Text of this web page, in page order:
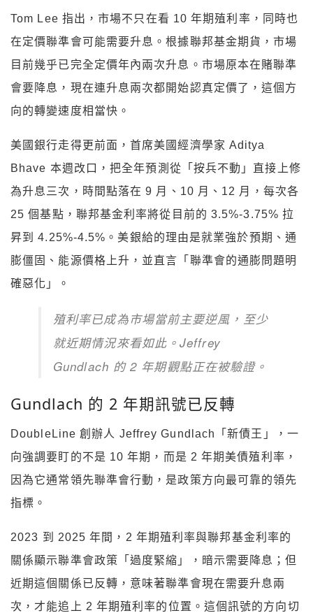
Tom Lee 指出，市場不只在看 10 年期殖利率，同時也
在定價聯準會可能需要升息。根據聯邦基金期貨，市場
目前幾乎已完全定價年內兩次升息。市場原本在賭聯準
會要降息，現在連升息兩次都開始認真定價了，這個方
向的轉變速度相當快。
美國銀行走得更前面，首席美國經濟學家 Aditya
Bhave 本週改口，把全年預測從「按兵不動」直接上修
為升息三次，時間點落在 9 月、10 月、12 月，每次各
25 個基點，聯邦基金利率將從目前的 3.5%-3.75% 拉
昇到 4.25%-4.5%。美銀給的理由是就業強於預期、通
膨僵固、能源價格上升，並直言「聯準會的通膨問題明
確惡化」。
殖利率已成為市場當前主要逆風，至少
就近期情況來看如此。Jeffrey
Gundlach 的 2 年期觀點正在被驗證。
Gundlach 的 2 年期訊號已反轉
DoubleLine 創辦人 Jeffrey Gundlach「新債王」，一
向強調要盯的不是 10 年期，而是 2 年期美債殖利率，
因為它通常領先聯準會行動，是政策方向最可靠的領先
指標。
2023 到 2025 年間，2 年期殖利率與聯邦基金利率的
關係顯示聯準會政策「過度緊縮」，暗示需要降息；但
近期這個關係已反轉，意味著聯準會現在需要升息兩
次，才能追上 2 年期殖利率的位置。這個訊號的方向切